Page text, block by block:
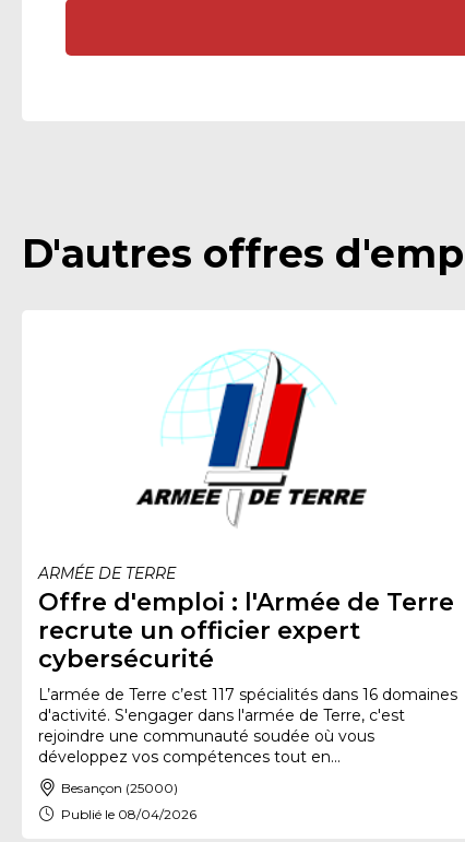
D'autres offres
ARMÉE DE TERRE
Offre d'emploi : l'Armée de Terre
recrute un officier expert
cybersécurité
L’armée de Terre c’est 117 spécialités dans 16 domaines
d'activité. S'engager dans l'armée de Terre, c'est
rejoindre une communauté soudée où vous
développez vos compétences tout en...
Besançon (25000)
Publié le 08/04/2026